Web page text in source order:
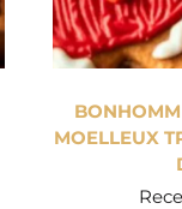
MOELLEUX